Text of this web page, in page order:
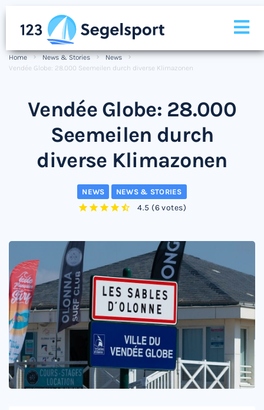
Home News & Stories
News
Vendée Globe: 28.000 Seemeilen durch diverse Klimazonen
Vendée Globe: 28.000
Seemeilen durch
diverse Klimazonen
NEWS NEWS & STORIES
4.5 (6 votes)